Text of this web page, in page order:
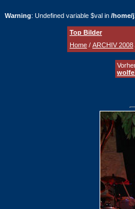
Warning: Undefined variable $val in /home/
Top Bilder
Home / ARCHIV 2008